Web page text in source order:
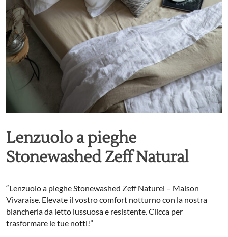
Lenzuolo a pieghe
Stonewashed Zeff Natural
“Lenzuolo a pieghe Stonewashed Zeff Naturel – Maison
Vivaraise. Elevate il vostro comfort notturno con la nostra
biancheria da letto lussuosa e resistente. Clicca per
trasformare le tue notti!”